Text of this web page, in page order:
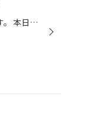
いつもタイヤ館弘前のホームページをご覧いただき誠にありがとうございます。 本日はヘッドライトコーティングをご紹介いたします！ お車はスズキのエスクードで白ボケが気になりご相談いただきました。 全体的に白くくすんでます。特に隅がひどく見えますね( ﾟдﾟ) 早速ですがこちらを磨いてコーテ...